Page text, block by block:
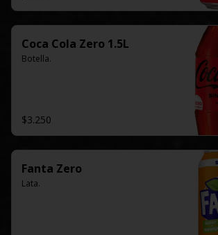
Coca Cola Zero 1.5L
Botella.
$3.250
Fanta Zero
Lata.